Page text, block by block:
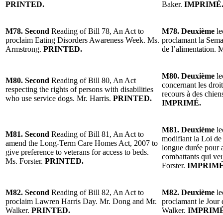
PRINTED.
Baker. IMPRIMÉ.
M78. Second Reading of Bill 78, An Act to
proclaim Eating Disorders Awareness Week. Ms.
Armstrong. PRINTED.
M78. Deuxième
proclamant la
de l’alimentation.
M80. Second Reading of Bill 80, An Act
respecting the rights of persons with disabilities
who use service dogs. Mr. Harris. PRINTED.
M80. Deuxième
concernant les
recours à des
IMPRIMÉ.
M81. Second Reading of Bill 81, An Act to
amend the Long-Term Care Homes Act, 2007 to
give preference to veterans for access to beds.
Ms. Forster. PRINTED.
M81. Deuxième
modifiant la Loi de
longue durée pour
combattants qui
Forster.
M82. Second Reading of Bill 82, An Act to
proclaim Lawren Harris Day. Mr. Dong and Mr.
Walker. PRINTED.
M82. Deuxième
proclamant le
Walker.